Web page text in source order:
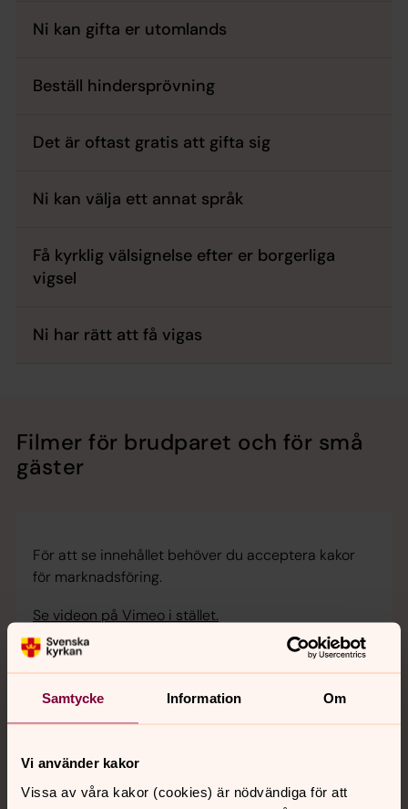
Samtycke Information Om
Vi använder kakor
Vissa av våra kakor (cookies) är nödvändiga för att
Ni kan gifta er utomlands
Beställ hindersprövning
Det är oftast gratis att gifta sig
Ni kan välja ett annat språk
Få kyrklig välsignelse efter er borgerliga
vigsel
Ni har rätt att få vigas
Filmer för brudparet och för små
gäster
För att se innehållet behöver du acceptera kakor
för marknadsföring.
Se videon på Vimeo i stället.
Ändra inställningar
För att se innehållet behöver du acceptera kakor